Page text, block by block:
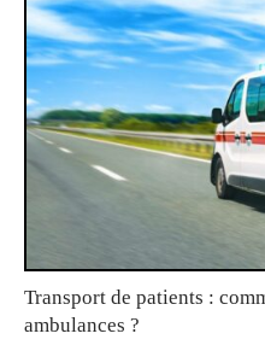
Transport de patients :
ambulances ?